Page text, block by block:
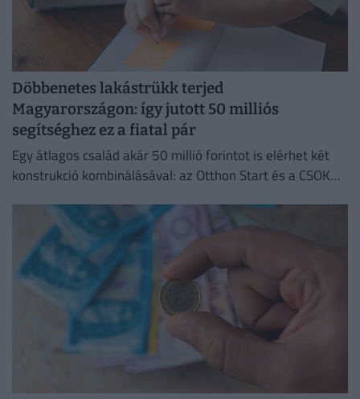
Döbbenetes lakástrükk terjed
Magyarországon: így jutott 50 milliós
segítséghez ez a fiatal pár
Egy átlagos család akár 50 millió forintot is elérhet két
konstrukció kombinálásával: az Otthon Start és a CSOK